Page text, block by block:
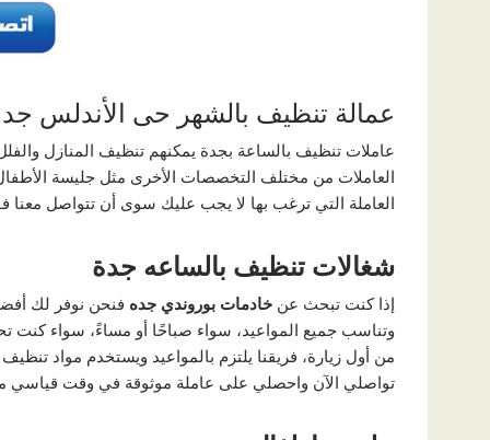
عمالة تنظيف بالشهر حى الأندلس
عاملات تنظيف بالساعة بجدة يمكنهم تنظيف المنازل
العاملات من مختلف التخصصات الأخرى مثل جليسة
العاملة التي ترغب بها لا يجب عليك سوى أن تتواصل معنا
شغالات تنظيف بالساعه جدة
إذا كنت تبحث عن خادمات بوروندي جده فنحن نوفر لك
وتناسب جميع المواعيد، سواء صباحًا أو مساءً، سواء
من أول زيارة، فريقنا يلتزم بالمواعيد ويستخدم مواد
تواصلي الآن واحصلي على عاملة موثوقة في وقت قياسي